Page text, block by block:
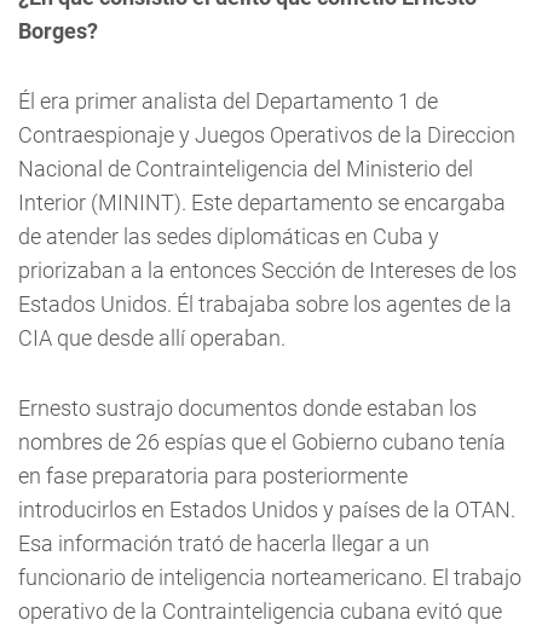
Borges?
Él era primer analista del Departamento 1 de
Contraespionaje y Juegos Operativos de la Direccion
Nacional de Contrainteligencia del Ministerio del
Interior (MININT). Este departamento se encargaba
de atender las sedes diplomáticas en Cuba y
priorizaban a la entonces Sección de Intereses de los
Estados Unidos. Él trabajaba sobre los agentes de la
CIA que desde allí operaban.
Ernesto sustrajo documentos donde estaban los
nombres de 26 espías que el Gobierno cubano tenía
en fase preparatoria para posteriormente
introducirlos en Estados Unidos y países de la OTAN.
Esa información trató de hacerla llegar a un
funcionario de inteligencia norteamericano. El trabajo
operativo de la Contrainteligencia cubana evitó que